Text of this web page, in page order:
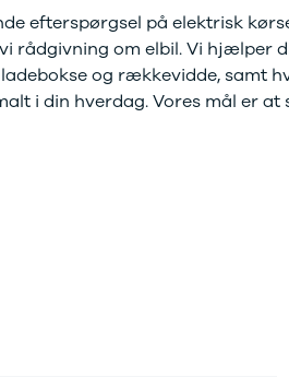
efterspørgsel på elektrisk
rådgivning om elbil. Vi hjælper
og rækkevidde, samt
i din hverdag. Vores mål er at